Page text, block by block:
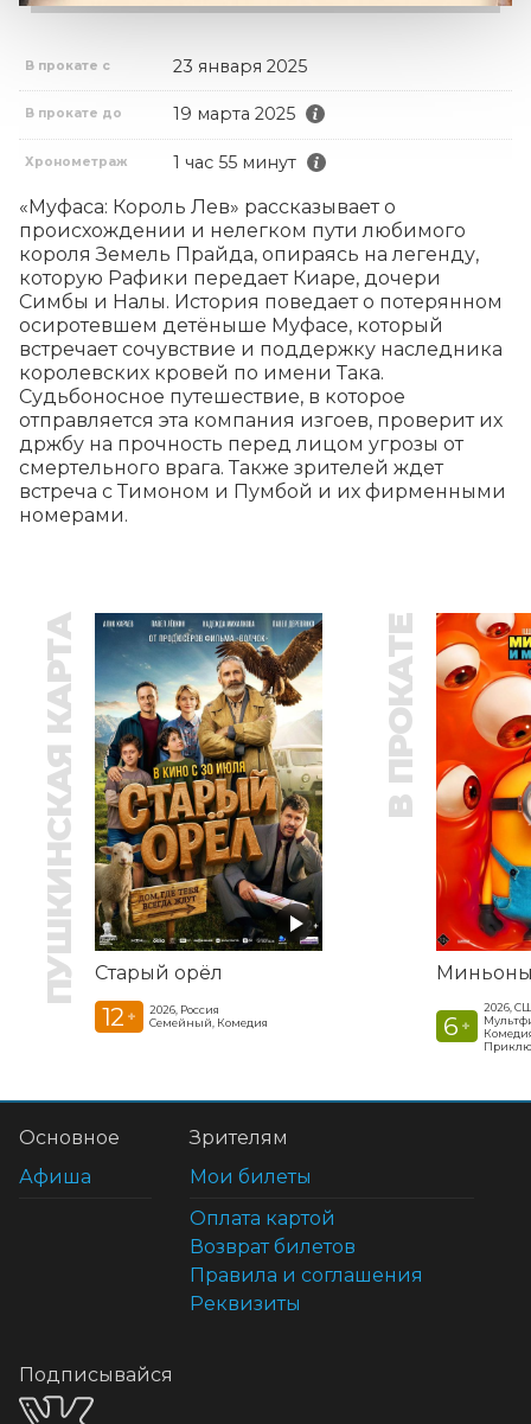
В прокате с 23 января 2025
В прокате до 19 марта 2025
Хронометраж 1 час 55 минут
«Муфаса: Король Лев» рассказывает о
происхождении и нелегком пути любимого
короля Земель Прайда, опираясь на легенду,
которую Рафики передает Киаре, дочери
Симбы и Налы. История поведает о потерянном
осиротевшем детёныше Муфасе, который
встречает сочувствие и поддержку наследника
королевских кровей по имени Така.
Судьбоносное путешествие, в которое
отправляется эта компания изгоев, проверит их
држбу на прочность перед лицом угрозы от
смертельного врага. Также зрителей ждет
встреча с Тимоном и Пумбой и их фирменными
номерами.
ПУШКИНСКАЯ КАРТА Старый орёл
12 +
2026, Россия
Семейный, Комедия
В ПРОКАТЕ
6 +
2026,
Основное
Афиша
Зрителям
Мои билеты
Оплата картой
Возврат билетов
Правила и соглашения
Реквизиты
Подписывайся